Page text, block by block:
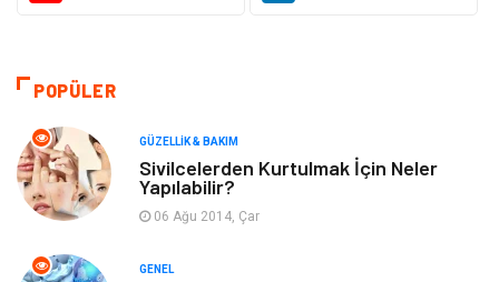
Bilgisayar & Yazılım
Makine
Giyim
Yeme & İçme
POPÜLER
GÜZELLIK & BAKIM
Sivilcelerden Kurtulmak İçin Neler
Yapılabilir?
06 Ağu 2014, Çar
GENEL